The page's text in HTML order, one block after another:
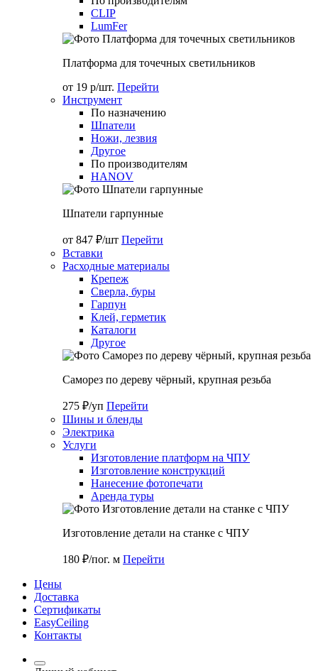
CLIP
LumFer
Платформа для точечных светильников
от 19 р/шт. Перейти
Инструмент
По назначению
Шпатели
Ножи, лезвия
Другое
По производителям
HANOV
Шпатели гарпунные
от 847 ₽/шт Перейти
Вставки
Расходные материалы
Крепеж
Сверла, буры
Гарпун
Клей, герметик
Каталоги
Другое
Саморез по дереву чёрный, крупная резьба
275 ₽/уп Перейти
Шины и бленды
Электрика
Услуги
Изготовление платформ на ЧПУ
Изготовление конструкций
Нанесение фотопечати
Аренда туры
Изготовление детали на станке с ЧПУ
180 ₽/пог. м Перейти
Цены
Доставка
Cертификаты
EasyCeiling
Контакты